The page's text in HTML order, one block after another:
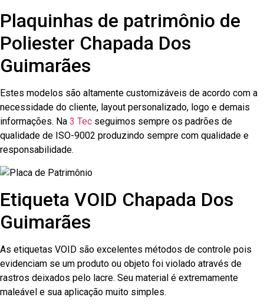
Plaquinhas de patrimônio de
Poliester Chapada Dos
Guimarães
Estes modelos são altamente customizáveis de acordo com a
necessidade do cliente, layout personalizado, logo e demais
informações. Na 3 Tec seguimos sempre os padrões de
qualidade de ISO-9002 produzindo sempre com qualidade e
responsabilidade.
Etiqueta VOID Chapada Dos
Guimarães
As etiquetas VOID são excelentes métodos de controle pois
evidenciam se um produto ou objeto foi violado através de
rastros deixados pelo lacre. Seu material é extremamente
maleável e sua aplicação muito simples.